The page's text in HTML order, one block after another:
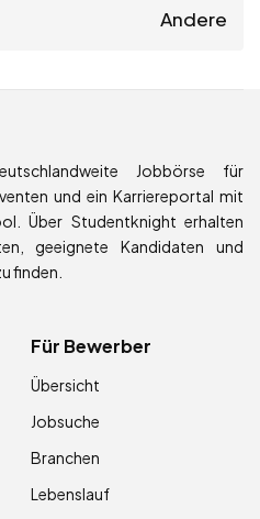
Andere
Jobbörse für
und ein Karriereportal mit
Über Studentknight erhalten
geeignete Kandidaten und
finden.
Für Bewerber
Übersicht
Jobsuche
Branchen
Lebenslauf